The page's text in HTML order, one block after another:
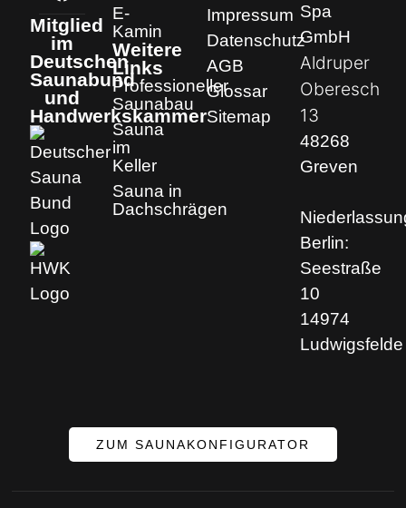
Mitglied
im
Deutschen
Saunabund
und
Handwerkskammer
E-
Kamin
Weitere
Links
Professioneller
Saunabau
Sauna
im
Keller
Sauna in
Dachschrägen
Impressum
Datenschutz
AGB
Glossar
Sitemap
Spa
GmbH
Aldruper
Oberesch
13
48268
Greven
Berlin:
Seestraße
10
14974
Ludwigsfelde
ZUM SAUNAKONFIGURATOR